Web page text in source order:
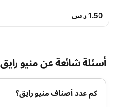
1.50 ر.س
أسئلة شائعة عن منيو رايق
كم عدد أصناف منيو رايق؟